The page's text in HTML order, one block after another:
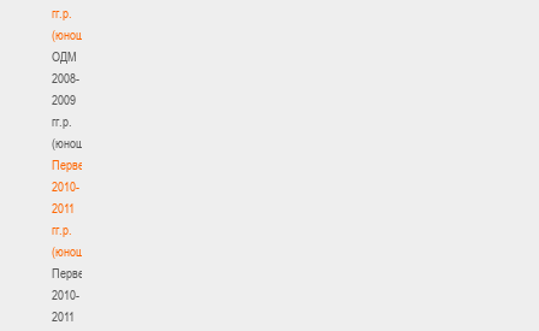
гг.р.
(юноши)
ОДМ
2008-
2009
гг.р.
(юноши)
Первенство
2010-
2011
гг.р.
(юноши)
Первенство
2010-
2011